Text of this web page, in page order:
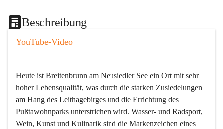
Beschreibung
YouTube-Video
Heute ist Breitenbrunn am Neusiedler See ein Ort mit sehr
hoher Lebensqualität, was durch die starken Zusiedelungen
am Hang des Leithagebirges und die Errichtung des
Pußtawohnparks unterstrichen wird. Wasser- und Radsport,
Wein, Kunst und Kulinarik sind die Markenzeichen eines